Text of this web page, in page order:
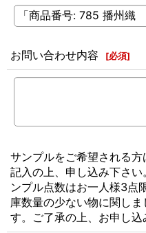
お問い合わせ内容 [必須]
サンプルをご希望される
記入の上、申し込み下さ
ンプル点数はお一人様3点
庫数量の少ない物に関し
す。ご了承の上、お申し込